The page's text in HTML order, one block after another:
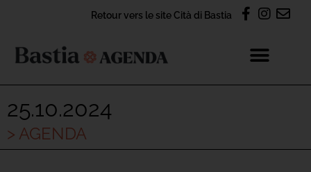
Retour vers le site Cità di Bastia
25.10.2024
> AGENDA